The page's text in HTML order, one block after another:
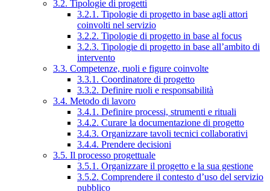
3.2. Tipologie di progetti
3.2.1. Tipologie di progetto in base agli attori
coinvolti nel servizio
3.2.2. Tipologie di progetto in base al focus
3.2.3. Tipologie di progetto in base all’ambito di
intervento
3.3. Competenze, ruoli e figure coinvolte
3.3.1. Coordinatore di progetto
3.3.2. Definire ruoli e responsabilità
3.4. Metodo di lavoro
3.4.1. Definire processi, strumenti e rituali
3.4.2. Curare la documentazione di progetto
3.4.3. Organizzare tavoli tecnici collaborativi
3.4.4. Prendere decisioni
3.5. Il processo progettuale
3.5.1. Organizzare il progetto e la sua gestione
3.5.2. Comprendere il contesto d’uso del servizio
pubblico